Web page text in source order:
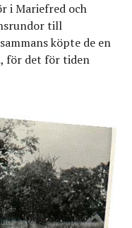
i Mariefred och
till
köpte de en
för det för tiden